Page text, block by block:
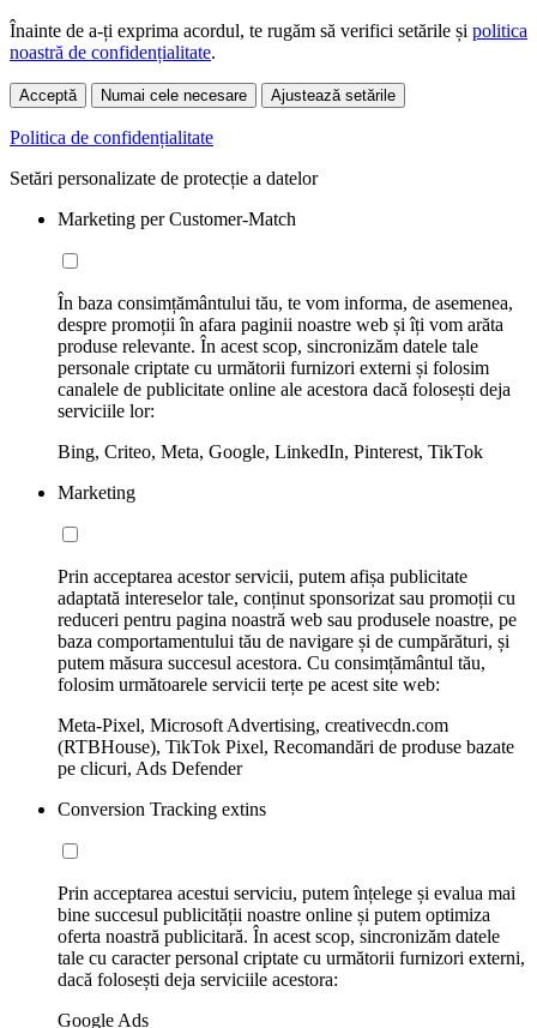
Înainte de a-ți exprima acordul, te rugăm să verifici setările și politica
noastră de confidențialitate.
Acceptă Numai cele necesare Ajustează setările
Politica de confidențialitate
Setări personalizate de protecție a datelor
Marketing per Customer-Match
În baza consimțământului tău, te vom informa, de asemenea,
despre promoții în afara paginii noastre web și îți vom arăta
produse relevante. În acest scop, sincronizăm datele tale
personale criptate cu următorii furnizori externi și folosim
canalele de publicitate online ale acestora dacă folosești deja
serviciile lor:
Bing, Criteo, Meta, Google, LinkedIn, Pinterest, TikTok
Marketing
Prin acceptarea acestor servicii, putem afișa publicitate
adaptată intereselor tale, conținut sponsorizat sau promoții cu
reduceri pentru pagina noastră web sau produsele noastre, pe
baza comportamentului tău de navigare și de cumpărături, și
putem măsura succesul acestora. Cu consimțământul tău,
folosim următoarele servicii terțe pe acest site web:
Meta-Pixel, Microsoft Advertising, creativecdn.com
(RTBHouse), TikTok Pixel, Recomandări de produse bazate
pe clicuri, Ads Defender
Conversion Tracking extins
Prin acceptarea acestui serviciu, putem înțelege și evalua mai
bine succesul publicității noastre online și putem optimiza
oferta noastră publicitară. În acest scop, sincronizăm datele
tale cu caracter personal criptate cu următorii furnizori externi,
dacă folosești deja serviciile acestora:
Google Ads